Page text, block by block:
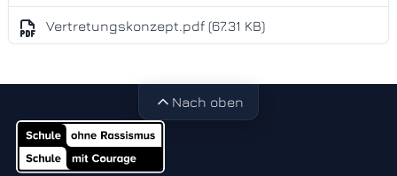
Vertretungskonzept.pdf (67.31 KB)
Nach oben